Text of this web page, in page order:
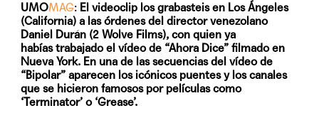
UMOMAG: El videoclip los grabasteis en Los Ángeles
(California) a las órdenes del director venezolano
Daniel Durán (2 Wolve Films), con quien ya
habías trabajado el vídeo de “Ahora Dice” filmado en
Nueva York. En una de las secuencias del vídeo de
“Bipolar” aparecen los icónicos puentes y los canales
que se hicieron famosos por películas como
‘Terminator’ o ‘Grease’.